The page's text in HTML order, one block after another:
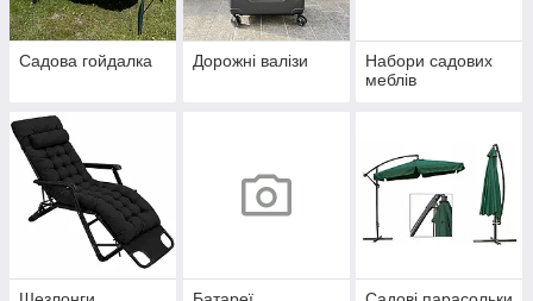
Садова гойдалка Дорожні валізи
Набори садових
меблів